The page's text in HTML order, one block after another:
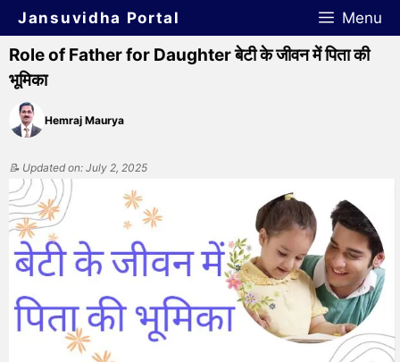
Jansuvidha Portal Menu
Role of Father for Daughter बेटी के जीवन में पिता की
भूमिका
Hemraj Maurya
📝 Updated on: July 2, 2025